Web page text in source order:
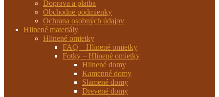
Doprava a platba
Obchodné podmienky
Ochrana osobných údajov
Hlinené materiály
Hlinené omietky
FAQ – Hlinené omietky
Fotky – Hlinené omietky
Hlinené domy
Kamenné domy
Slamené domy
Drevené domy